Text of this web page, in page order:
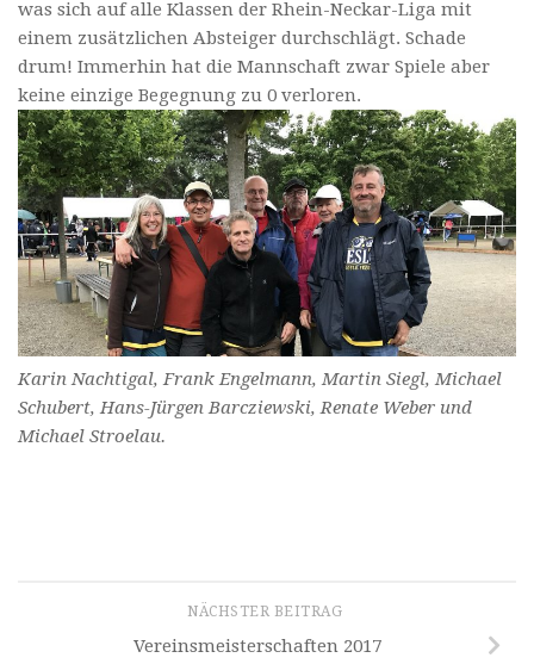
was sich auf alle Klassen der Rhein-Neckar-Liga mit
einem zusätzlichen Absteiger durchschlägt. Schade
drum! Immerhin hat die Mannschaft zwar Spiele aber
keine einzige Begegnung zu 0 verloren.
Karin Nachtigal, Frank Engelmann, Martin Siegl, Michael
Schubert, Hans-Jürgen Barcziewski, Renate Weber und
Michael Stroelau.
NÄCHSTER BEITRAG
Vereinsmeisterschaften 2017